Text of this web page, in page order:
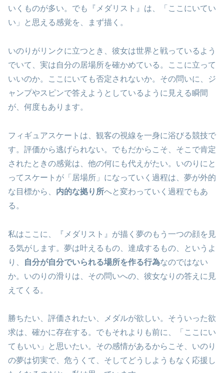
いくものが多い。でも『メダリスト』は、「ここにいてい
い」と思える感覚を、まず描く。
いのりがリンクに立つとき、彼女は世界と戦っているよう
でいて、実は自分の居場所を確かめている。ここに立って
いいのか。ここにいても否定されないか。その問いに、ジ
ャンプやスピンで答えようとしているように見える瞬間
が、何度もあります。
フィギュアスケートは、観客の視線を一身に浴びる競技で
す。評価から逃げられない。でもだからこそ、そこで肯定
されたときの感覚は、他の何にも代えがたい。いのりにと
ってスケートが「居場所」になっていく過程は、夢が外的
な目標から、 内的な拠り所へと変わっていく過程でもあ
る。
私はここに、『メダリスト』が描く夢のもう一つの顔を見
る気がします。夢は叶えるもの、達成するもの、というよ
り、
自分が自分でいられる場所を作る行為なのではない
か。いのりの滑りは、その問いへの、彼女なりの答えに見
えてくる。
勝ちたい、評価されたい、メダルが欲しい。そういった欲
求は、確かに存在する。でもそれよりも前に、「ここにい
てもいい」と思いたい。その感情があるからこそ、いのり
の夢は切実で、危うくて、そしてどうしようもなく応援し